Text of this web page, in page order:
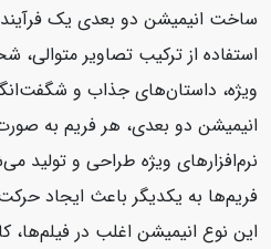
ساخت انیمیشن دو بعدی یک فرآیند
استفاده از ترکیب تصاویر
ویژه، داستان‌های جذاب و
انیمیشن دو بعدی، هر فریم به صورت
نرم‌افزارهای ویژه طراحی و تولید
فریم‌ها به یکدیگر باعث ایجاد
این نوع انیمیشن اغلب در فیلم‌ها،